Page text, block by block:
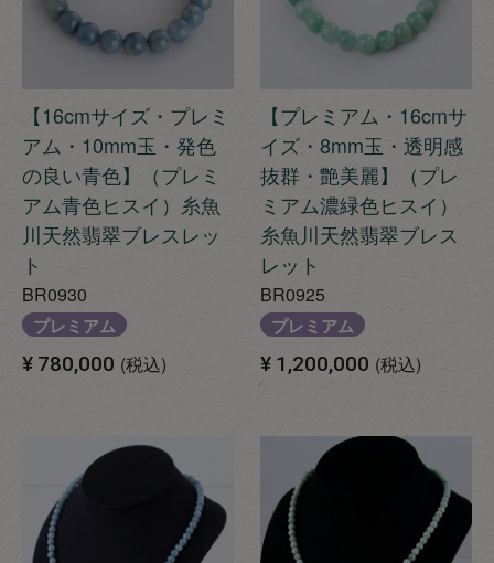
【16cmサイズ・プレミ
アム・10mm玉・発色
の良い青色】（プレミ
アム青色ヒスイ）糸魚
川天然翡翠ブレスレッ
ト
BR0930
プレミアム
¥ 780,000 税込
【プレミアム・16cmサ
イズ・8mm玉・透明感
抜群・艶美麗】（プレ
ミアム濃緑色ヒスイ）
糸魚川天然翡翠ブレス
レット
BR0925
プレミアム
¥ 1,200,000 税込